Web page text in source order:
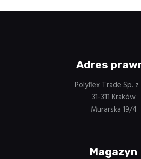
Adres
Polyflex Trade Sp. z
31-311 Kraków
Murarska 19/4
Magazyn